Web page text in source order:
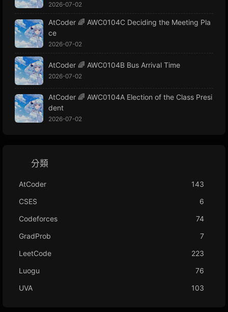
2026-07-02
AtCoder 🌈 AWC0104C Deciding the Meeting Pla
ce
2026-07-02
AtCoder 🌈 AWC0104B Bus Arrival Time
2026-07-02
AtCoder 🌈 AWC0104A Election of the Class Presi
dent
2026-07-02
分類
AtCoder
143
CSES
6
Codeforces
74
GradProb
7
LeetCode
223
Luogu
76
UVA
103